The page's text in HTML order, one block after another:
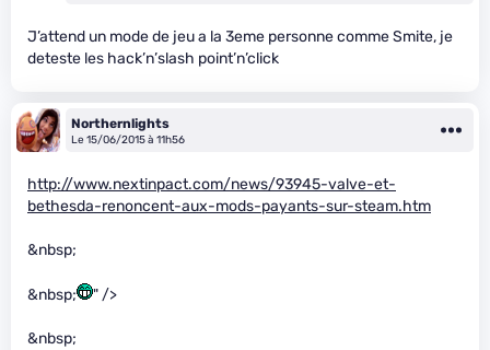
J’attend un mode de jeu a la 3eme personne comme Smite, je
deteste les hack’n’slash point’n’click
Northernlights
Le 15/06/2015 à 11h56
http://www.nextinpact.com/news/93945-valve-et-
bethesda-renoncent-aux-mods-payants-sur-steam.htm
&nbsp;
&nbsp; " />
&nbsp;